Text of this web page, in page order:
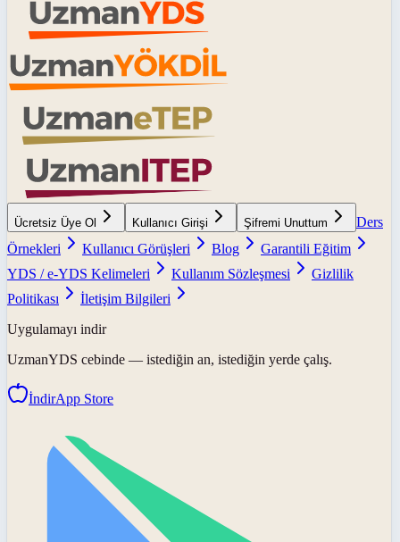
Ücretsiz Üye Ol Kullanıcı Girişi Şifremi Unuttum
Ders
Örnekleri
Kullanıcı Görüşleri Blog
Garantili Eğitim
YDS / e-YDS Kelimeleri
Kullanım Sözleşmesi
Gizlilik
Politikası
İletişim Bilgileri
Uygulamayı indir
UzmanYDS cebinde — istediğin an, istediğin yerde çalış.
İndirApp Store